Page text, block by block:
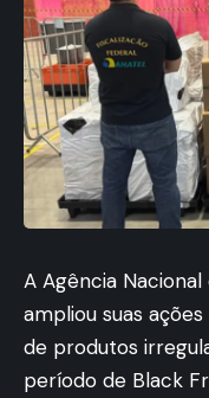
A Agência
ampliou suas
de produtos
período de Black